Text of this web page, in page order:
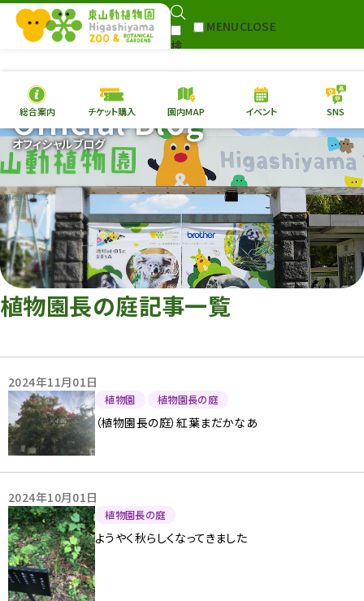
検
MENUCLOSE
本日の開園情報 チケ
園内MAP イベント
総合案内
動物園 植物園
再生プラン
東山動植物園
への支援
環境教育
Follow
総合案内 チケット購入 園内MAP イベント SNS
オフィシャルブログ
Official Blog
植物園長の庭記事一覧
2024年11月01日
植物園 植物園長の庭
（植物園長の庭）紅葉まだかなあ
2024年10月01日
植物園長の庭
ようやく秋らしくなってきました